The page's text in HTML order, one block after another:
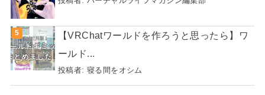
【VRChatワールドを作ろうと思ったら】ワ
ールド...
投稿者: 寝る間をオシム